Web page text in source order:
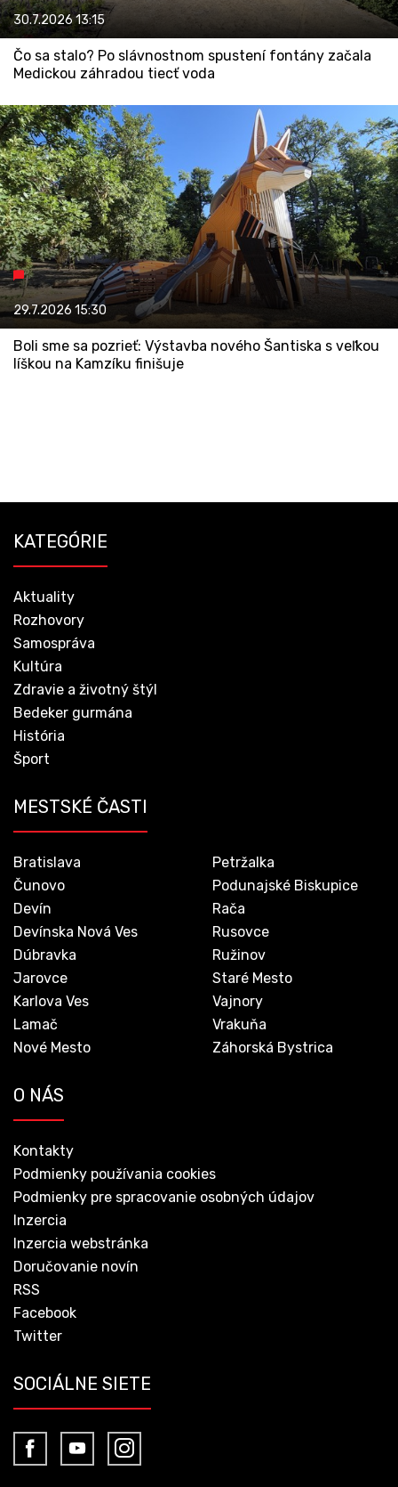
30.7.202613:15
Čo sa stalo? Po slávnostnom spustení fontány začala
Medickou záhradou tiecť voda
29.7.2026 15:30
Boli sme sa pozrieť: Výstavba nového Šantiska s veľkou
líškou na Kamzíku finišuje
KATEGÓRIE
Aktuality
Rozhovory
Samospráva
Kultúra
Zdravie a životný štýl
Bedeker gurmána
História
Šport
MESTSKÉ ČASTI
Bratislava
Čunovo
Devín
Devínska Nová Ves
Dúbravka
Jarovce
Karlova Ves
Lamač
Nové Mesto
Petržalka
Podunajské Biskupice
Rača
Rusovce
Ružinov
Staré Mesto
Vajnory
Vrakuňa
Záhorská Bystrica
O NÁS
Kontakty
Podmienky používania cookies
Podmienky pre spracovanie osobných údajov
Inzercia
Inzercia webstránka
Doručovanie novín
RSS
Facebook
Twitter
SOCIÁLNE SIETE